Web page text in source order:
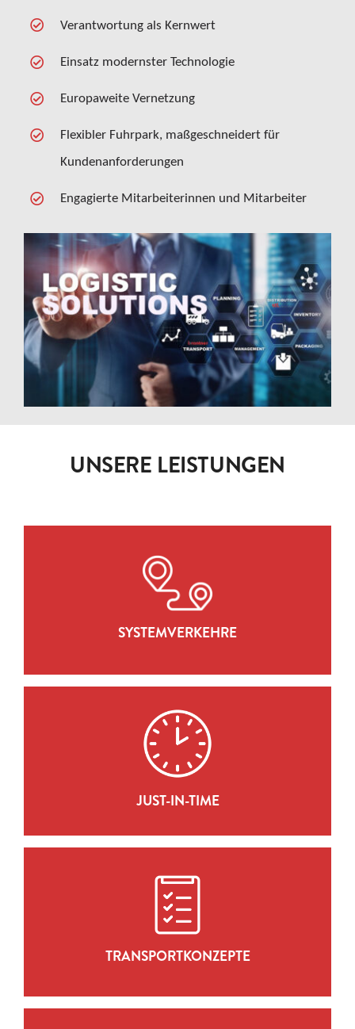
Verantwortung als Kernwert
Einsatz modernster Technologie
Europaweite Vernetzung
Flexibler Fuhrpark, maßgeschneidert für
Kundenanforderungen
Engagierte Mitarbeiterinnen und Mitarbeiter
UNSERE LEISTUNGEN
SYSTEMVERKEHRE
SYSTEMVERKEHRE
ZUR LEISTUNG
JUST-IN-TIME
JUST-IN-TIME
ZUR LEISTUNG
TRANSPORTKONZEPTE
TRANSPORTKONZEPTE
ZUR LEISTUNG